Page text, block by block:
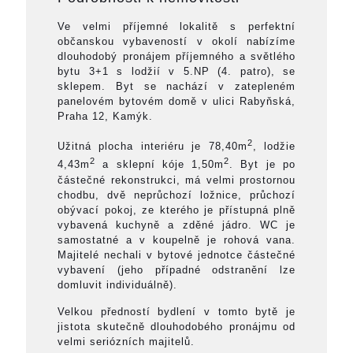
Ve velmi příjemné lokalitě s perfektní
občanskou vybaveností v okolí nabízíme
dlouhodobý pronájem příjemného a světlého
bytu 3+1 s lodžií v 5.NP (4. patro), se
sklepem. Byt se nachází v zatepleném
panelovém bytovém domě v ulici Rabyňská,
Praha 12, Kamýk.
Užitná plocha interiéru je 78,40m2, lodžie
4,43m2 a sklepní kóje 1,50m2. Byt je po
částečné rekonstrukci, má velmi prostornou
chodbu, dvě neprůchozí ložnice, průchozí
obývací pokoj, ze kterého je přístupná plně
vybavená kuchyně a zděné jádro. WC je
samostatné a v koupelně je rohová vana.
Majitelé nechali v bytové jednotce částečné
vybavení (jeho případné odstranění lze
domluvit individuálně).
Velkou předností bydlení v tomto bytě je
jistota skutečně dlouhodobého pronájmu od
velmi seriózních majitelů.